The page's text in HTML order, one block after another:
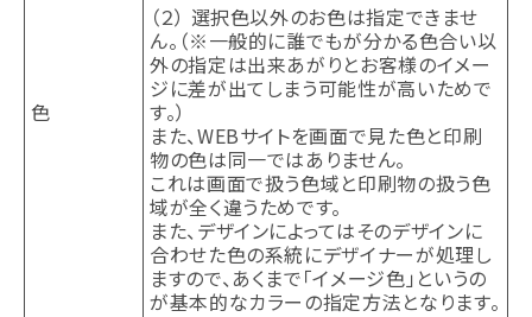
色
（２） 選択色以外のお色は指定できませ
ん。（※一般的に誰でもが分かる色合い以
外の指定は出来あがりとお客様のイメー
ジに差が出てしまう可能性が高いためで
す。）
また、WEBサイトを画面で見た色と印刷
物の色は同一ではありません。
これは画面で扱う色域と印刷物の扱う色
域が全く違うためです。
また、デザインによってはそのデザインに
合わせた色の系統にデザイナーが処理し
ますので、あくまで「イメージ色」というの
が基本的なカラーの指定方法となります。